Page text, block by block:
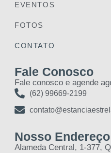
EVENTOS
FOTOS
CONTATO
Fale Conosco
Fale conosco e agende
(62) 99669-2199
Nosso Endereço
Alameda Central, 1-377,